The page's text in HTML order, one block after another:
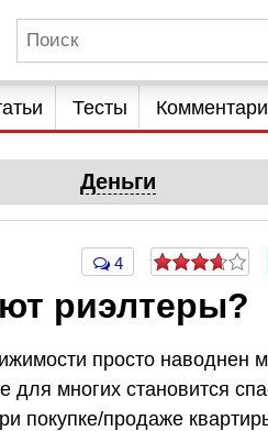
Тесты
Деньги
4
риэлтеры?
просто
для многих становится
покупке/продаже